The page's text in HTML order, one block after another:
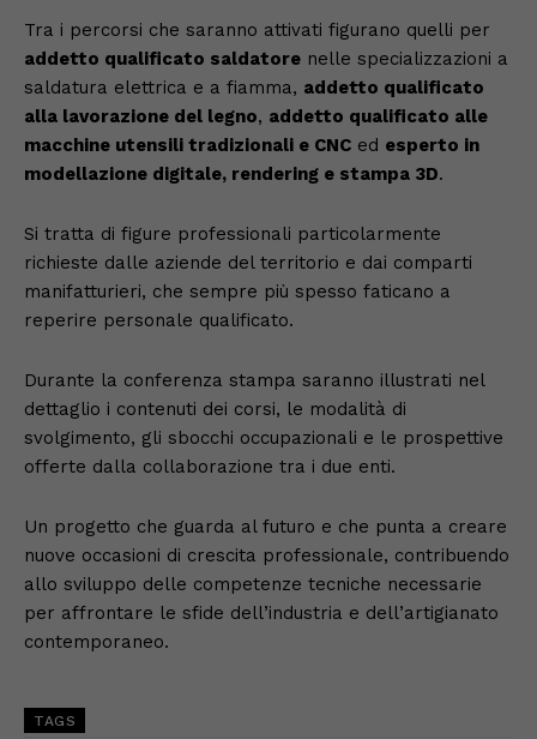
Tra i percorsi che saranno attivati figurano quelli per
addetto qualificato saldatore nelle specializzazioni a
saldatura elettrica e a fiamma, addetto qualificato
alla lavorazione del legno, addetto qualificato alle
macchine utensili tradizionali e CNC ed esperto in
modellazione digitale, rendering e stampa 3D.
Si tratta di figure professionali particolarmente
richieste dalle aziende del territorio e dai comparti
manifatturieri, che sempre più spesso faticano a
reperire personale qualificato.
Durante la conferenza stampa saranno illustrati nel
dettaglio i contenuti dei corsi, le modalità di
svolgimento, gli sbocchi occupazionali e le prospettive
offerte dalla collaborazione tra i due enti.
Un progetto che guarda al futuro e che punta a creare
nuove occasioni di crescita professionale, contribuendo
allo sviluppo delle competenze tecniche necessarie
per affrontare le sfide dell’industria e dell’artigianato
contemporaneo.
TAGS